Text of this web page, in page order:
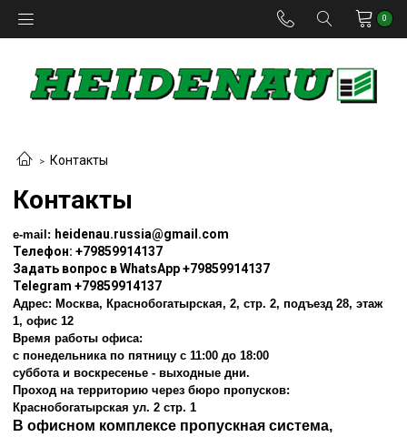
0
Контакты
Контакты
e-mail: heidenau.russia@gmail.com
Телефон: +79859914137
Задать вопрос в WhatsApp+79859914137
Telegram +79859914137
Адрес: Москва, Краснобогатырская, 2, стр. 2, подъезд 28, этаж
1, офис 12
Время работы офиса:
с понедельника по пятницу с 11:00 до 18:00
суббота и воскресенье - выходные дни.
Проход на территорию через бюро пропусков:
Краснобогатырская ул. 2 стр. 1
В офисном комплексе пропускная система,